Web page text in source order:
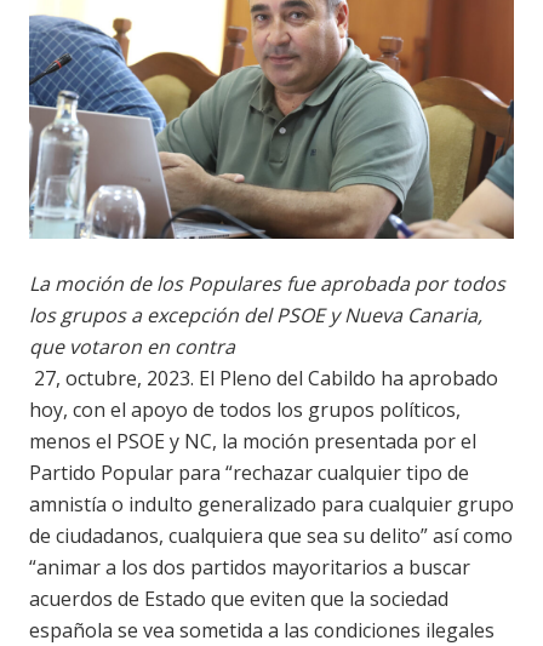
La moción de los Populares fue aprobada por todos
los grupos a excepción del PSOE y Nueva Canaria,
que votaron en contra
27, octubre, 2023. El Pleno del Cabildo ha aprobado
hoy, con el apoyo de todos los grupos políticos,
menos el PSOE y NC, la moción presentada por el
Partido Popular para “rechazar cualquier tipo de
amnistía o indulto generalizado para cualquier grupo
de ciudadanos, cualquiera que sea su delito” así como
“animar a los dos partidos mayoritarios a buscar
acuerdos de Estado que eviten que la sociedad
española se vea sometida a las condiciones ilegales